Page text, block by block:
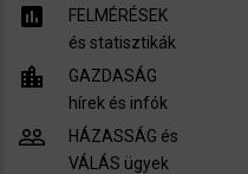
assessment
FELMÉRÉSEK
és statisztikák
location_city
GAZDASÁG
hírek és infók
people_outline
HÁZASSÁG és
VÁLÁS ügyek